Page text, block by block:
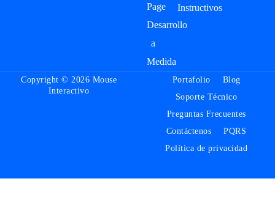
Page
Desarrollo
a
Medida
Instructivos
Copyright © 2026 Mouse
Interactivo
Portafolio
Blog
Soporte Técnico
Preguntas Frecuentes
Contáctenos
PQRS
Política de privacidad